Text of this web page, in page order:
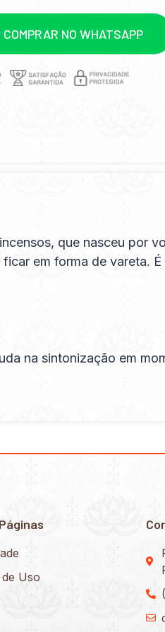
COMPRAR NO WHATSAPP
que nasceu por
em forma de vareta.
na sintonização em
Uso